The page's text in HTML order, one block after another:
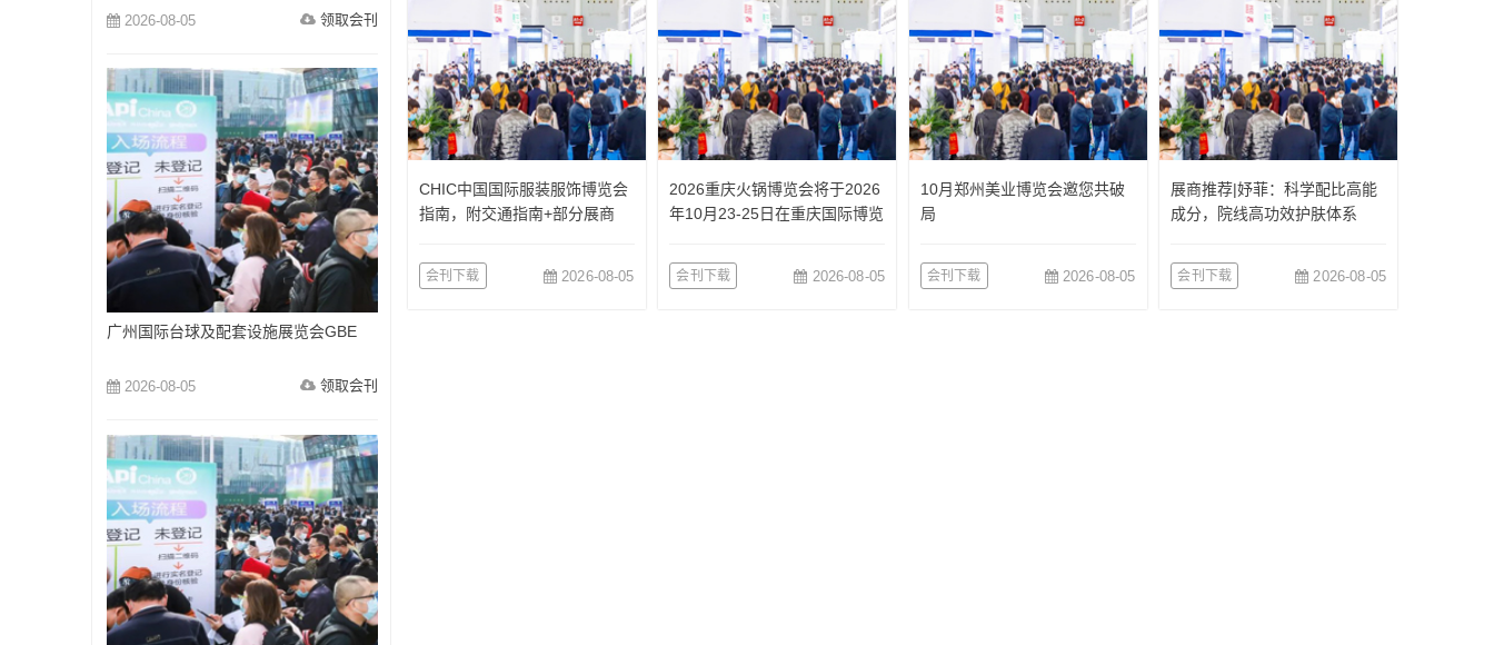
CHIC中国国际服装服饰博览会
指南，附交通指南+部分展商
会刊下载 2026-08-05
2026重庆火锅博览会将于2026
年10月23-25日在重庆国际博览
会刊下载 2026-08-05
10月郑州美业博览会邀您共破
局
会刊下载 2026-08-05
展商推荐|妤菲：科学配比高能
成分，院线高功效护肤体系
会刊下载 2026-08-05
2026-08-05 领取会刊
广州国际台球及配套设施展览会GBE
2026-08-05 领取会刊